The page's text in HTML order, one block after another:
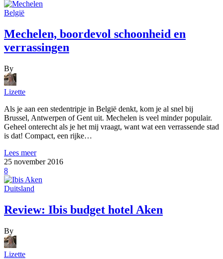
België
Mechelen, boordevol schoonheid en
verrassingen
By
Lizette
Als je aan een stedentripje in België denkt, kom je al snel bij
Brussel, Antwerpen of Gent uit. Mechelen is veel minder populair.
Geheel onterecht als je het mij vraagt, want wat een verrassende stad
is dat! Compact, een rijke…
Lees meer
25 november 2016
8
Duitsland
Review: Ibis budget hotel Aken
By
Lizette